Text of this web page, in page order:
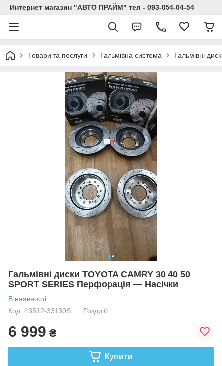
Интернет магазин "АВТО ПРАЙМ" тел - 093-054-04-54
Товари та послуги Гальмівна система Гальмівні
Гальмівні диски TOYOTA CAMRY 30 40 50
SPORT SERIES Перфорація — Насічки
В наявності
Код: 43512-33130S
Роздріб
6 999 ₴
Купити